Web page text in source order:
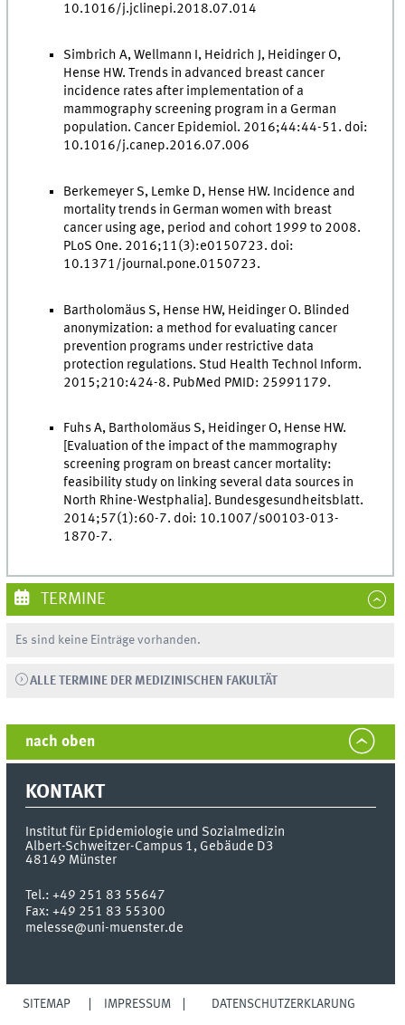
10.1016/j.jclinepi.2018.07.014
Simbrich A, Wellmann I, Heidrich J, Heidinger O,
Hense HW. Trends in advanced breast cancer
incidence rates after implementation of a
mammography screening program in a German
population. Cancer Epidemiol. 2016;44:44-51. doi:
10.1016/j.canep.2016.07.006
Berkemeyer S, Lemke D, Hense HW. Incidence and
mortality trends in German women with breast
cancer using age, period and cohort 1999 to 2008.
PLoS One. 2016;11(3):e0150723. doi:
10.1371/journal.pone.0150723.
Bartholomäus S, Hense HW, Heidinger O. Blinded
anonymization: a method for evaluating cancer
prevention programs under restrictive data
protection regulations. Stud Health Technol Inform.
2015;210:424-8. PubMed PMID: 25991179.
Fuhs A, Bartholomäus S, Heidinger O, Hense HW.
[Evaluation of the impact of the mammography
screening program on breast cancer mortality:
feasibility study on linking several data sources in
North Rhine-Westphalia]. Bundesgesundheitsblatt.
2014;57(1):60-7. doi: 10.1007/s00103-013-
1870-7.
TERMINE
Es sind keine Einträge vorhanden.
ALLE TERMINE DER MEDIZINISCHEN FAKULTÄT
nach oben
KONTAKT
Institut für Epidemiologie und Sozialmedizin
Albert-Schweitzer-Campus 1, Gebäude D3
48149 Münster
Tel.:+49 251 83 55647
Fax:+49 251 83 55300
melesse@uni-muenster.de
SITEMAP IMPRESSUM DATENSCHUTZERKLÄRUNG